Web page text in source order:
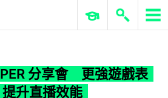
ERP 與商業 AI
分享會 更強遊戲表
升直播效能